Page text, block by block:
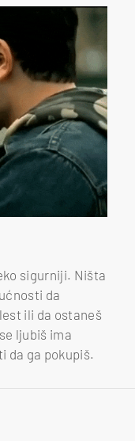
sigurniji. Ništa
da
ili da ostaneš
ljubiš ima
da ga pokupiš.